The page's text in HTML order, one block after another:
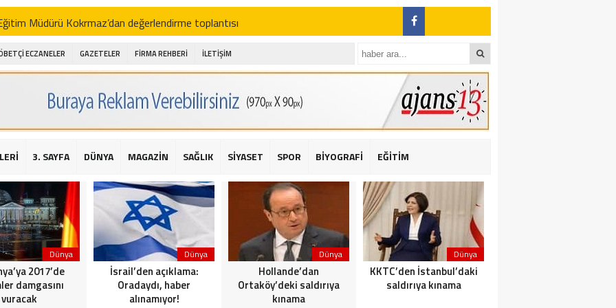
Müdürü Kokrmaz’dan değerlendirme toplantısı
Alibeyoğlu, Aile Destek Merkezini ziyaret etti
ıhlamur piyasalarda
şehitleri için bayraklı kayak gösterileri düzenlenecek
için yardım kermesi
2016 yılı değerlendirmesi
Sarıyer Çayırbaşı Cezayirli Hasan Paşa Camii’nde silahlı saldırı: 2 yaralı
Bahçeli’den Reina’ya düzenlenen terör saldırısına ilişkin açıklama
ECZANELER GAZETELER FİRMA REHBERİ İLETİŞİM
3. SAYFA DÜNYA MAGAZİN SAĞLIK SİYASET SPOR BİYOGRAFİ EĞİTİM
Dünya
2017’de
damgasını
vuracak
Dünya
İsrail’den açıklama:
Oradaydı, haber
alınamıyor!
Dünya
Hollande’dan
Ortaköy’deki saldırıya
kınama
Dünya
KKTC’den İstanbul’daki
saldırıya kınama